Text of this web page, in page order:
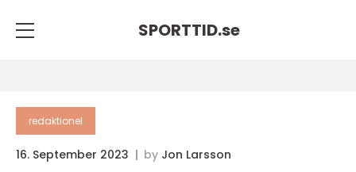
SPORTTID.se
redaktionel
16. September 2023 by Jon Larsson